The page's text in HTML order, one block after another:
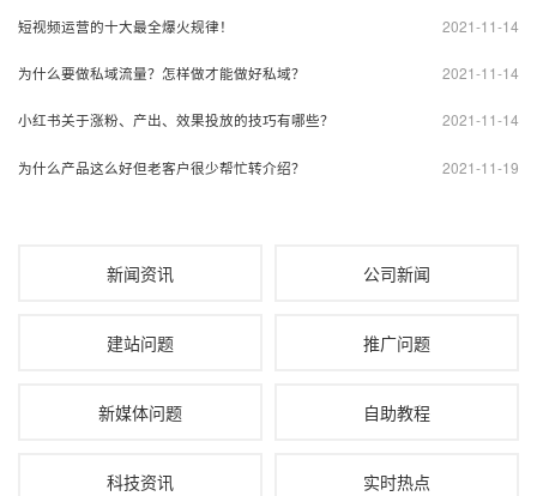
2021-11-14
短视频运营的十大最全爆火规律！
2021-11-14
为什么要做私域流量？怎样做才能做好私域？
2021-11-14
小红书关于涨粉、产出、效果投放的技巧有哪些？
2021-11-19
为什么产品这么好但老客户很少帮忙转介绍？
新闻资讯 公司新闻
建站问题 推广问题
新媒体问题 自助教程
科技资讯 实时热点